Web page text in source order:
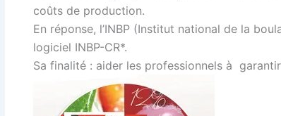
coûts de production.
En réponse, l’INBP (Institut national de la
logiciel INBP-CR*.
Sa finalité : aider les professionnels à